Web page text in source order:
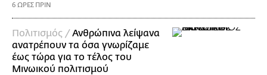
6 ΩΡΕΣ ΠΡΙΝ
Πολιτισμός /Ανθρώπινα λείψανα
ανατρέπουν τα όσα γνωρίζαμε
έως τώρα για το τέλος του
Μινωικού πολιτισμού